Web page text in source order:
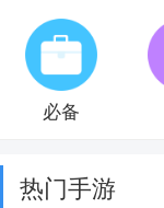
必备
热门手游